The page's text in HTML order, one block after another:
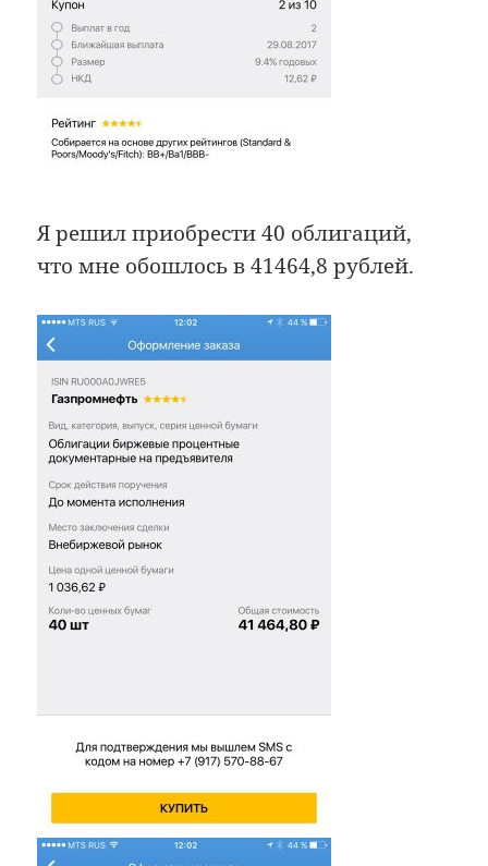
Я решил приобрести 40 облигаций,
что мне обошлось в 41464,8 рублей.